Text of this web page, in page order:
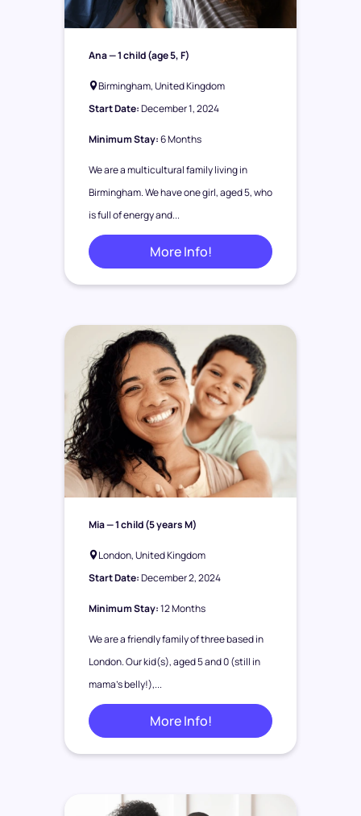
Ana— 1 child (age 5, F)
Birmingham, United Kingdom
Start Date:December 1, 2024
Minimum Stay:6 Months
We are a multicultural family living in
Birmingham. We have one girl, aged 5, who
is full of energy and...
More Info!
Mia— 1 child (5 years M)
London, United Kingdom
Start Date:December 2, 2024
Minimum Stay:12 Months
We are a friendly family of three based in
London. Our kid(s), aged 5 and 0 (still in
mama’s belly!),...
More Info!